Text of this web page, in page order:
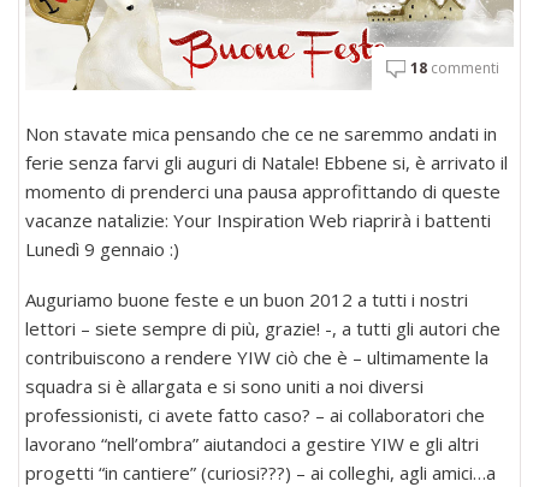
18 commenti
Non stavate mica pensando che ce ne saremmo andati in
ferie senza farvi gli auguri di Natale! Ebbene si, è arrivato il
momento di prenderci una pausa approfittando di queste
vacanze natalizie: Your Inspiration Web riaprirà i battenti
Lunedì 9 gennaio :)
Auguriamo buone feste e un buon 2012 a tutti i nostri
lettori – siete sempre di più, grazie! -, a tutti gli autori che
contribuiscono a rendere YIW ciò che è – ultimamente la
squadra si è allargata e si sono uniti a noi diversi
professionisti, ci avete fatto caso? – ai collaboratori che
lavorano “nell’ombra” aiutandoci a gestire YIW e gli altri
progetti “in cantiere” (curiosi???) – ai colleghi, agli amici…a